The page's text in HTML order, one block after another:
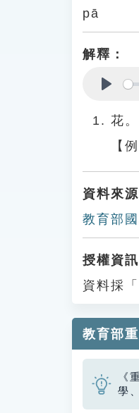
pā
解釋：
花。
【
資料來源
教育部
授權資訊
資料採「
教育部
《
學